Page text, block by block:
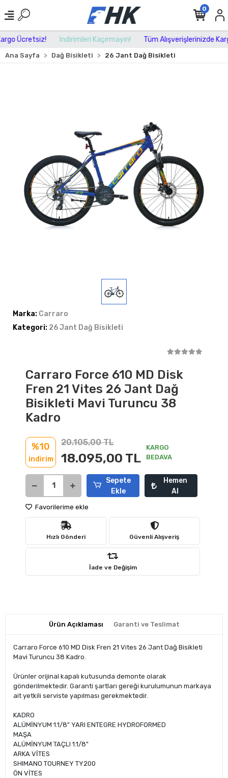
Ücretsiz! İndirimleri Kaçırmayın! Tüm Alışverişlerinizde
0
Ana Sayfa Dağ Bisikleti 26 Jant Dağ Bisikleti
Marka: Carraro
Kategori: 26 Jant Dağ Bisikleti
Carraro Force 610 MD Disk
Fren 21 Vites 26 Jant Dağ
Bisikleti Mavi Turuncu 38
Kadro
%10
indirim
20.105,00 TL
18.095,00 TL
KARGO
BEDAVA
Sepete
Ekle
Hemen
Al
Favorilerime ekle
Hızlı Gönderi Güvenli Alışveriş
İade ve Değişim
Ürün Açıklaması Garanti ve Teslimat
Carraro Force 610 MD Disk Fren 21 Vites 26 Jant Dağ Bisikleti
Mavi Turuncu 38 Kadro.
Ürünler orijinal kapalı kutusunda demonte olarak
gönderilmektedir. Garanti şartları gereği kurulumunun markaya
ait yetkili serviste yapılması gerekmektedir.
KADRO
ALÜMİNYUM 1.1/8" YARI ENTEGRE HYDROFORMED
MAŞA
ALÜMİNYUM TAÇLI 1.1/8"
ARKA VİTES
SHIMANO TOURNEY TY200
ÖN VİTES